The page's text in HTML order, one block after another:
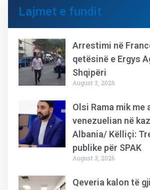
Lajmet e fundit
Arrestimi në
qetësinë e Ergys
Shqipëri
August 3, 2026
Olsi Rama mik me
venezuelian në
Albania/ Këlliçi:
publike për SPAK
August 3, 2026
Qeveria kalon të